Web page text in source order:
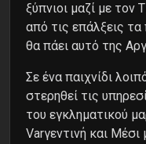
ξύπνιοι μαζί με
από τις επάλξεις
θα πάει αυτό της
Σε ένα παιχνίδι
στερηθεί τις
του εγκληματικού
Varγεντινή και